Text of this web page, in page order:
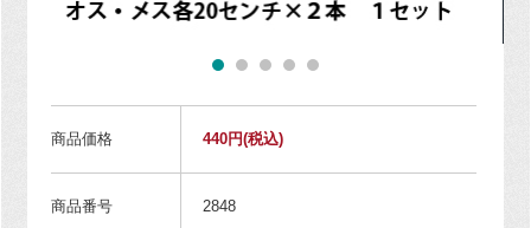
商品価格 440円(税込)
商品番号 2848